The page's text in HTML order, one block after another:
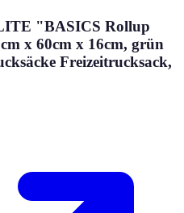
"BASICS Rollup
x 60cm x 16cm, grün
Freizeitrucksack,